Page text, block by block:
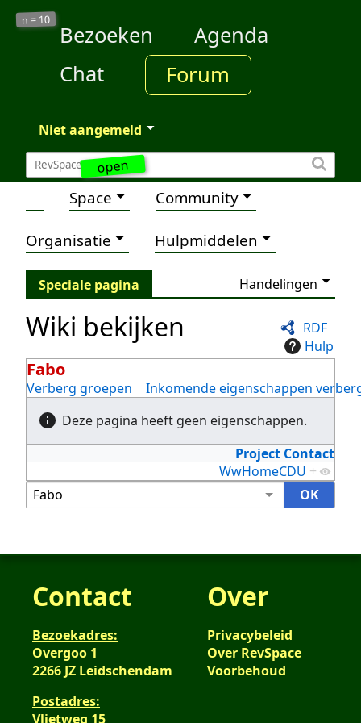
open
n = 10
Bezoeken
Agenda
Chat
Forum
Niet aangemeld
Space Community
Organisatie Hulpmiddelen
Speciale pagina Handelingen
RDF
Hulp
Wiki bekijken
Fabo
Verberg groepen
Inkomende eigenschappen
Deze pagina heeft geen eigenschappen.
Project Contact
WwHomeCDU +
Contact
Bezoekadres:
Overgoo 1
2266 JZ Leidschendam
Postadres:
Vlietweg 15
Over
Privacybeleid
Over RevSpace
Voorbehoud